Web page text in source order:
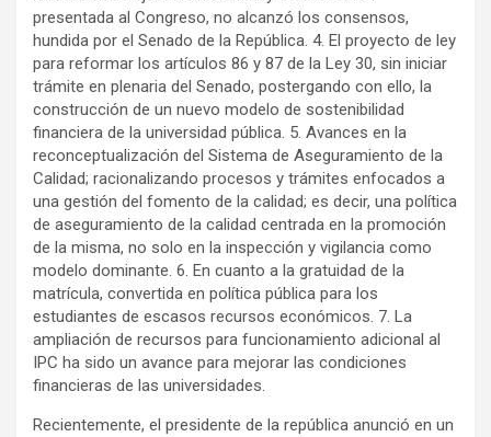
presentada al Congreso, no alcanzó los consensos,
hundida por el Senado de la República. 4. El proyecto de ley
para reformar los artículos 86 y 87 de la Ley 30, sin iniciar
trámite en plenaria del Senado, postergando con ello, la
construcción de un nuevo modelo de sostenibilidad
financiera de la universidad pública. 5. Avances en la
reconceptualización del Sistema de Aseguramiento de la
Calidad; racionalizando procesos y trámites enfocados a
una gestión del fomento de la calidad; es decir, una política
de aseguramiento de la calidad centrada en la promoción
de la misma, no solo en la inspección y vigilancia como
modelo dominante. 6. En cuanto a la gratuidad de la
matrícula, convertida en política pública para los
estudiantes de escasos recursos económicos. 7. La
ampliación de recursos para funcionamiento adicional al
IPC ha sido un avance para mejorar las condiciones
financieras de las universidades.
Recientemente, el presidente de la república anunció en un